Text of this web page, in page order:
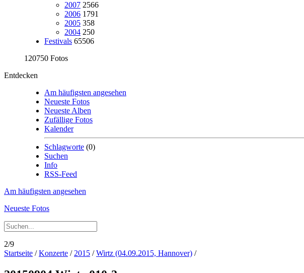
2007 2566
2006 1791
2005 358
2004 250
Festivals 65506
120750 Fotos
Entdecken
Am häufigsten angesehen
Neueste Fotos
Neueste Alben
Zufällige Fotos
Kalender
Schlagworte (0)
Suchen
Info
RSS-Feed
Am häufigsten angesehen
Neueste Fotos
2/9
Startseite /Konzerte / 2015 /Wirtz (04.09.2015, Hannover) /